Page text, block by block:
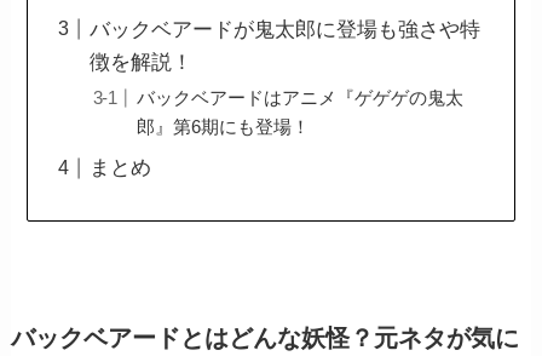
バックベアードが鬼太郎に登場も強さや特
徴を解説！
バックベアードはアニメ『ゲゲゲの鬼太
郎』第6期にも登場！
まとめ
バックベアードとはどんな妖怪？元ネタが気に